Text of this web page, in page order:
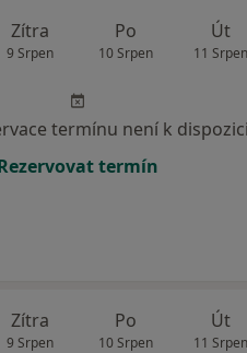
Zítra
9 Srpen
Po
10 Srpen
Út
11 Srpen
termínu není k dispozici
termín
Zítra
9 Srpen
Po
10 Srpen
Út
11 Srpen